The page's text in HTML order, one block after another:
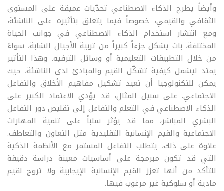
وأيضاً يطرح الذكاء الاصطناعي تحدّيات عميقة على المستوى
الثقافي والقيمي، خصوصاً فيما يتعلق بتأثيره على الناشئة،
ومع انتشار استخدام الذكاء الاصطناعي في جوانب الحياة
المختلفة، بات يشكل جزءاً كبيراً من تربية الأجيال الشابة، سواءً
من خلال التطبيقات التعليمية أو وسائل الترفيه. وهذا التأثير
يمتد ليشمل كيفية تشكّل القيم والمبادئ لدى الناشئة، حيث
يمكن للتكنولوجيا أن تعيد تشكيل مفاهيم الأخلاق والتفاعل
الاجتماعي. على سبيل المثال، قد يؤدي الاعتماد الكبير على
الذكاء الاصطناعي في التعلم والتفاعل إلى تقليص دور التفاعل
البشري المباشر، مما قد يؤثر سلباً على تنمية المهارات
الاجتماعية والقيم الإنسانية التقليدية مثل التعاون والتعاطف.
علاوة على ذلك، يتطلب التفاعل المستمر مع الأنظمة الذكية
التي قد تكون مبرمجة على أساسيات معينة دراسة دقيقة
للتأكد من أنها تعزز القيم الإنسانية الإيجابية ولا تروج لقيم
مادية أو سلوكية غير مرغوب فيها.